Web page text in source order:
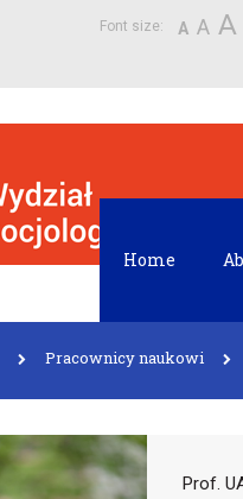
Font size: A A A
Home
Pracownicy naukowi
Prof.